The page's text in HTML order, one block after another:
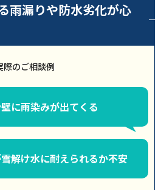
雨漏りや防水劣化が心
際のご相談例
に雨染みが出てくる
解け水に耐えられるか不安